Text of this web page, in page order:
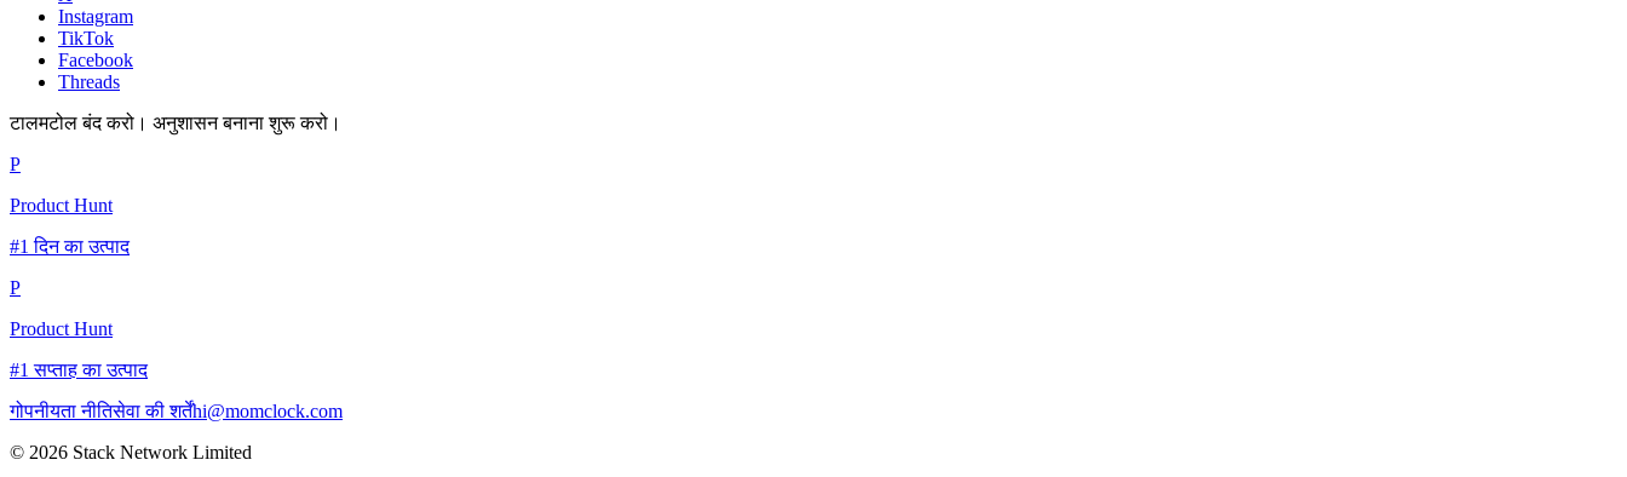
Instagram
TikTok
Facebook
Threads
टालमटोल बंद करो। अनुशासन बनाना शुरू करो।
P
Product Hunt
#1 दिन का उत्पाद
P
Product Hunt
#1 सप्ताह का उत्पाद
गोपनीयता नीतिसेवा की शर्तेंhi@momclock.com
© 2026 Stack Network Limited